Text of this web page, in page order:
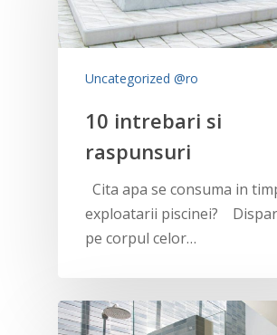
Uncategorized @ro
10 intrebari si
raspunsuri
Cita apa se consuma in
exploatarii piscinei?
pe corpul celor…